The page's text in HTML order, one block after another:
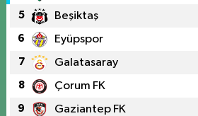
5 Beşiktaş
6 Eyüpspor
7 Galatasaray
8 Çorum FK
9 Gaziantep FK